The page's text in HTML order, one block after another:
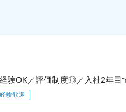
験OK／評価制度◎／入社2年目
験歓迎